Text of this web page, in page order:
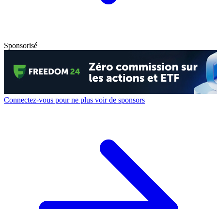
Sponsorisé
Connectez-vous pour ne plus voir de sponsors